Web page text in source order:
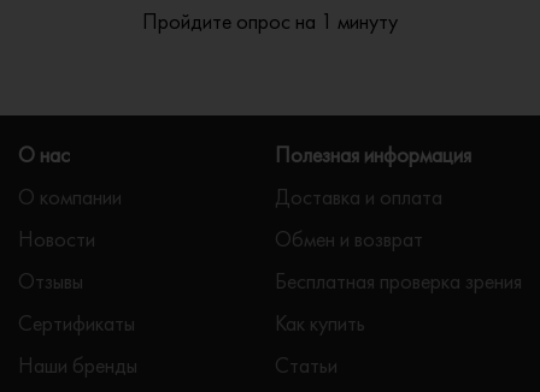
Пройдите опрос на 1 минуту
О нас
О компании
Новости
Отзывы
Сертификаты
Наши бренды
Полезная информация
Доставка и оплата
Обмен и возврат
Бесплатная проверка зрения
Как купить
Статьи